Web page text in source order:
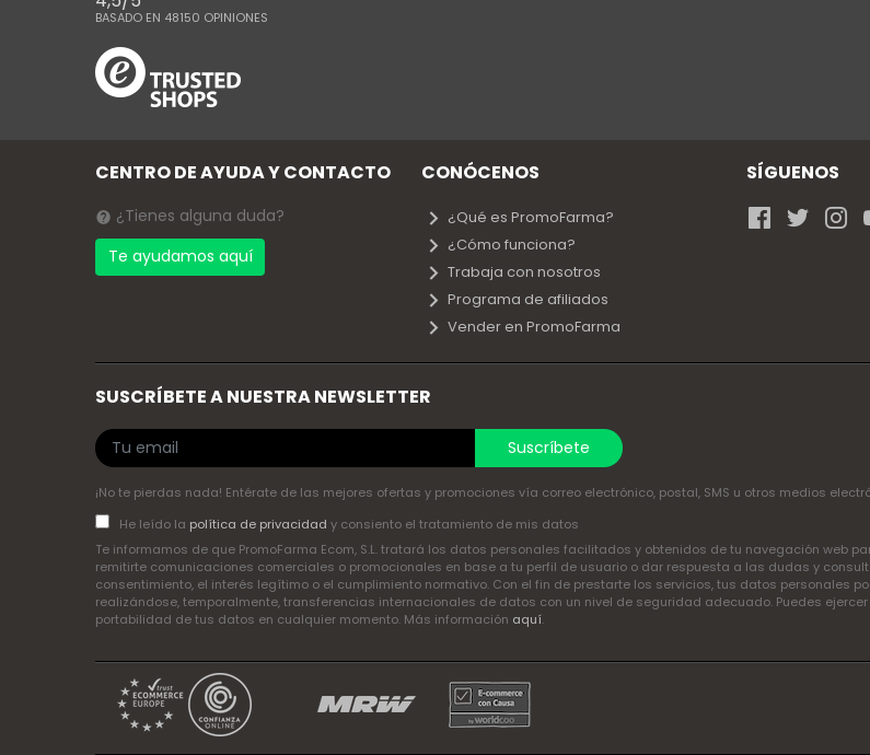
BASADO EN 48150 OPINIONES
CENTRO DE AYUDA Y CONTACTO
¿Tienes alguna duda?
Te ayudamos aquí
CONÓCENOS
¿Qué es PromoFarma?
¿Cómo funciona?
Trabaja con nosotros
Programa de afiliados
Vender en PromoFarma
SÍGUENOS
SUSCRÍBETE A NUESTRA NEWSLETTER
Suscríbete
¡No te pierdas nada! Entérate de las mejores ofertas y promociones vía correo electrónico, postal, SMS u otros medios
He leído la política de privacidad y consiento el tratamiento de mis datos
Te informamos de que PromoFarma Ecom, S.L. tratará los datos personales facilitados y obtenidos de tu navegación web
remitirte comunicaciones comerciales o promocionales en base a tu perfil de usuario o dar respuesta a las dudas y
consentimiento, el interés legítimo o el cumplimiento normativo. Con el fin de prestarte los servicios, tus datos personales
realizándose, temporalmente, transferencias internacionales de datos con un nivel de seguridad adecuado. Puedes
portabilidad de tus datos en cualquier momento. Más información aquí.